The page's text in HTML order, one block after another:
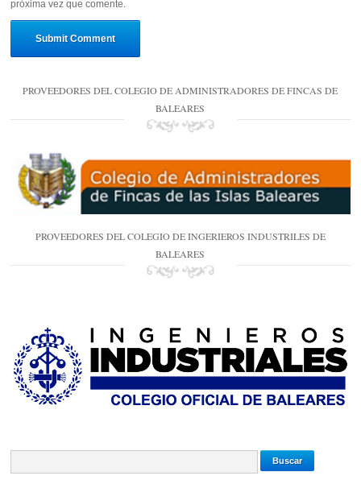
próxima vez que comente.
PROVEEDORES DEL COLEGIO DE ADMINISTRADORES DE FINCAS DE
BALEARES
PROVEEDORES DEL COLEGIO DE INGERIEROS INDUSTRILES DE
BALEARES